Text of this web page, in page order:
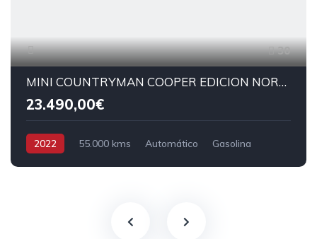
30
MINI COUNTRYMAN COOPER EDICION NORTHWOOD
23.490,00€
2022 55.000 kms Automático
Gasolina